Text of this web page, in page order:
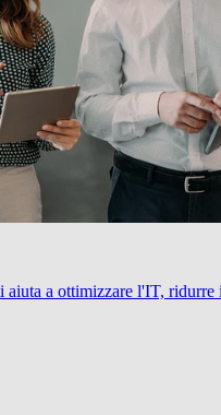
aiuta a ottimizzare l'IT,